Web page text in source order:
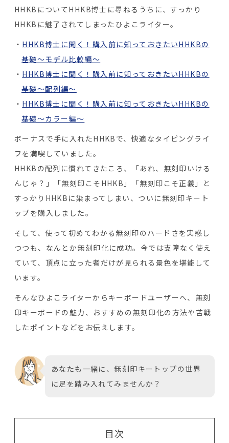
HHKBについてHHKB博士に尋ねるうちに、すっかり
HHKBに魅了されてしまったひよこライター。
HHKB博士に聞く！購入前に知っておきたいHHKBの
基礎～モデル比較編～
HHKB博士に聞く！購入前に知っておきたいHHKBの
基礎～配列編～
HHKB博士に聞く！購入前に知っておきたいHHKBの
基礎～カラー編～
ボーナスで手に入れたHHKBで、快適なタイピングライ
フを満喫していました。
HHKBの配列に慣れてきたころ、「あれ、無刻印いける
んじゃ？」「無刻印こそHHKB」「無刻印こそ正義」と
すっかりHHKBに染まってしまい、ついに無刻印キート
ップを購入しました。
そして、使って初めてわかる無刻印のハードさを実感し
つつも、なんとか無刻印化に成功。今では支障なく使え
ていて、頂点に立った者だけが見られる景色を堪能して
います。
そんなひよこライターからキーボードユーザーへ、無刻
印キーボードの魅力、おすすめの無刻印化の方法や苦戦
したポイントなどをお伝えします。
あなたも一緒に、無刻印キートップの世界
に足を踏み入れてみませんか？
目次